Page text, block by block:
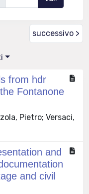
successivo >
from hdr
Fontanone
Pietro; Versaci,
and
and civil